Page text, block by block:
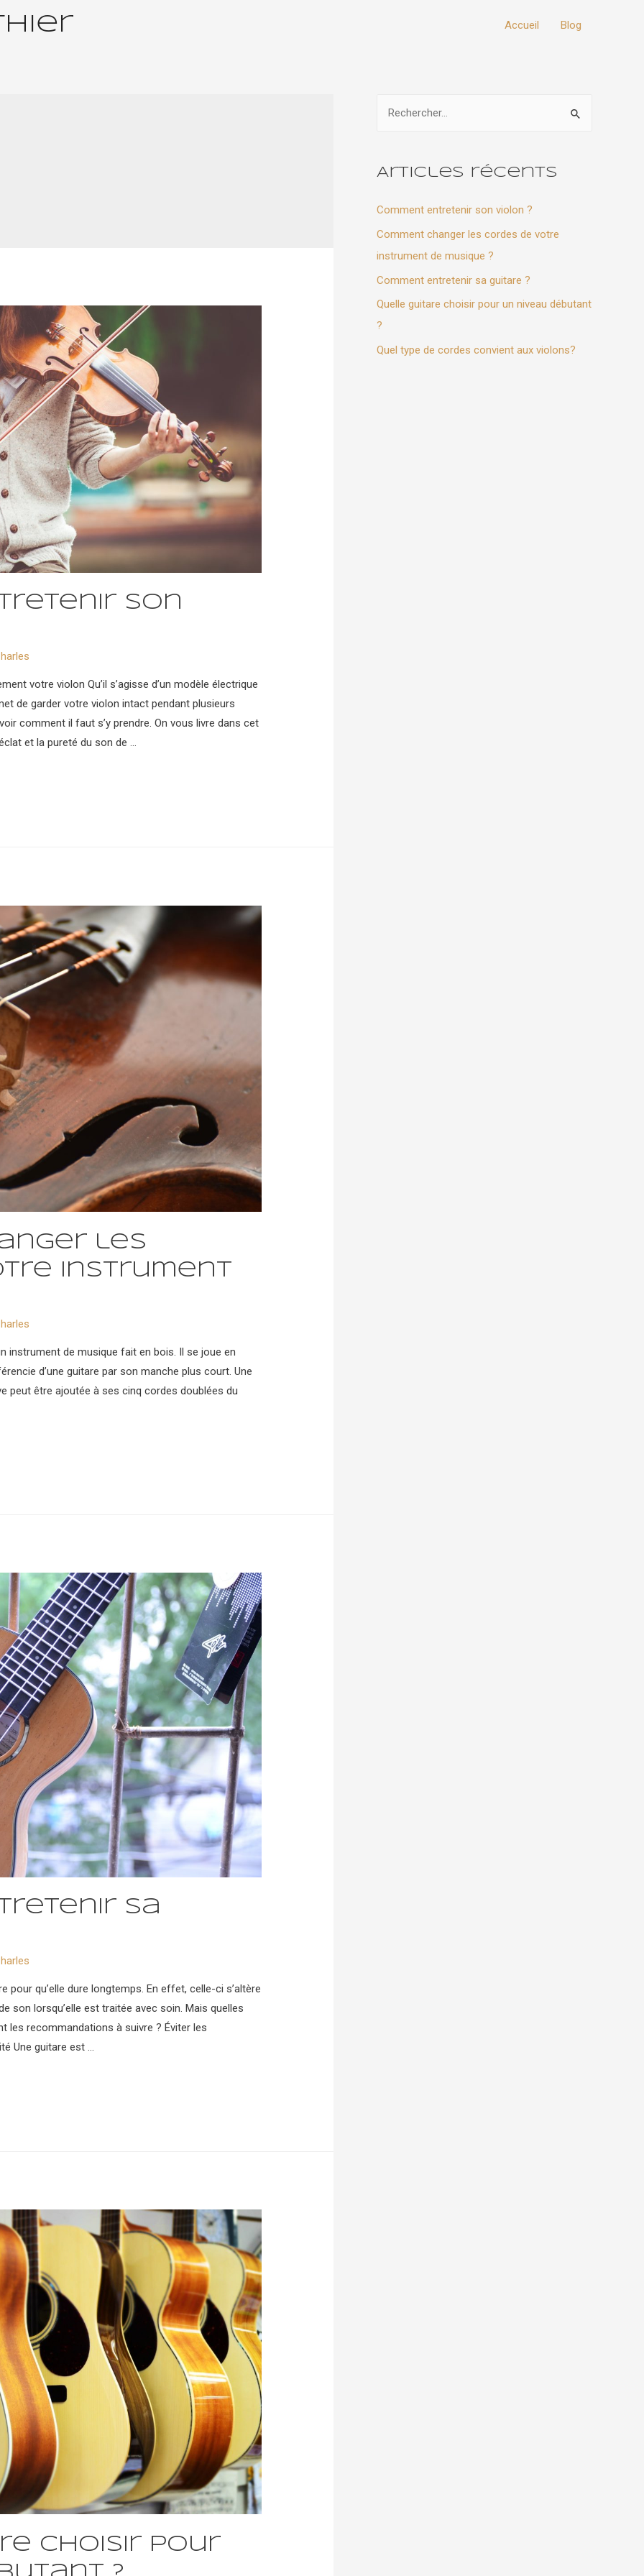
Accueil Blog
son
votre violon Qu’il s’agisse d’un modèle électrique
de garder votre violon intact pendant plusieurs
comment il faut s’y prendre. On vous livre dans cet
et la pureté du son de …
les
instrument
instrument de musique fait en bois. Il se joue en
d’une guitare par son manche plus court. Une
peut être ajoutée à ses cinq cordes doublées du
sa
pour qu’elle dure longtemps. En effet, celle-ci s’altère
son lorsqu’elle est traitée avec soin. Mais quelles
les recommandations à suivre ? Éviter les
Une guitare est …
choisir pour
h
r
c
h
e
r
Articles récents
Comment entretenir son violon ?
Comment changer les cordes de votre
instrument de musique ?
Comment entretenir sa guitare ?
Quelle guitare choisir pour un niveau débutant
?
Quel type de cordes convient aux violons?